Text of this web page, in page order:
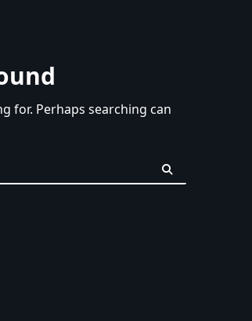
for. Perhaps searching can